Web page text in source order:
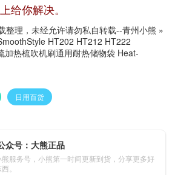
给你解决。
整理，未经允许请勿私自转载--青州小熊 »
HT202 HT212 HT222
加热梳吹机刷通用耐热储物袋 Heat-
日用百货
众号：大熊正品
熊服务号，小熊第一时间更新到货，分享更多好
。